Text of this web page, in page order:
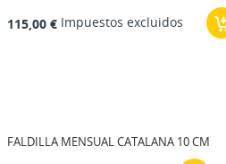
115,00 € Impuestos excluidos
FALDILLA MENSUAL CATALANA 10 CM